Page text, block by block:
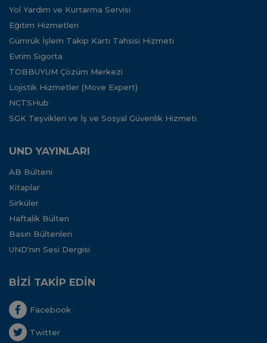
Yol Yardım ve Kurtarma Servisi
Eğitim Hizmetleri
Gümrük İşlem Takip Kartı Tahsisi Hizmeti
Evrim Sigorta
TOBBUYUM Çözüm Merkezi
Lojistik Hizmetler (Move Expert)
NCTSHub
SGK Teşvikleri ve İş ve Sosyal Güvenlik Hizmeti
UND YAYINLARI
AB Bülteni
Kitaplar
Sirküler
Haftalık Bülten
Basın Bültenleri
UND'nin Sesi Dergisi
BİZİ TAKİP EDİN
Facebook
Twitter